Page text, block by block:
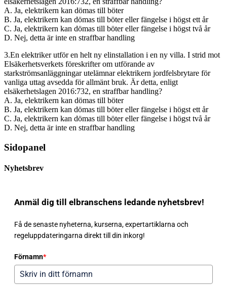
A. Ja, elektrikern kan dömas till böter
B. Ja, elektrikern kan dömas till böter eller fängelse i högst ett år
C. Ja, elektrikern kan dömas till böter eller fängelse i högst två år
D. Nej, detta är inte en straffbar handling
3.En elektriker utför en helt ny elinstallation i en ny villa. I strid mot
Elsäkerhetsverkets föreskrifter om utförande av
starkströmsanläggningar utelämnar elektrikern jordfelsbrytare för
vanliga uttag avsedda för allmänt bruk. Är detta, enligt
elsäkerhetslagen 2016:732, en straffbar handling?
A. Ja, elektrikern kan dömas till böter
B. Ja, elektrikern kan dömas till böter eller fängelse i högst ett år
C. Ja, elektrikern kan dömas till böter eller fängelse i högst två år
D. Nej, detta är inte en straffbar handling
Sidopanel
Nyhetsbrev
Anmäl dig till elbranschens ledande nyhetsbrev!
Få de senaste nyheterna, kurserna, expertartiklarna och
regeluppdateringarna direkt till din inkorg!
Förnamn*